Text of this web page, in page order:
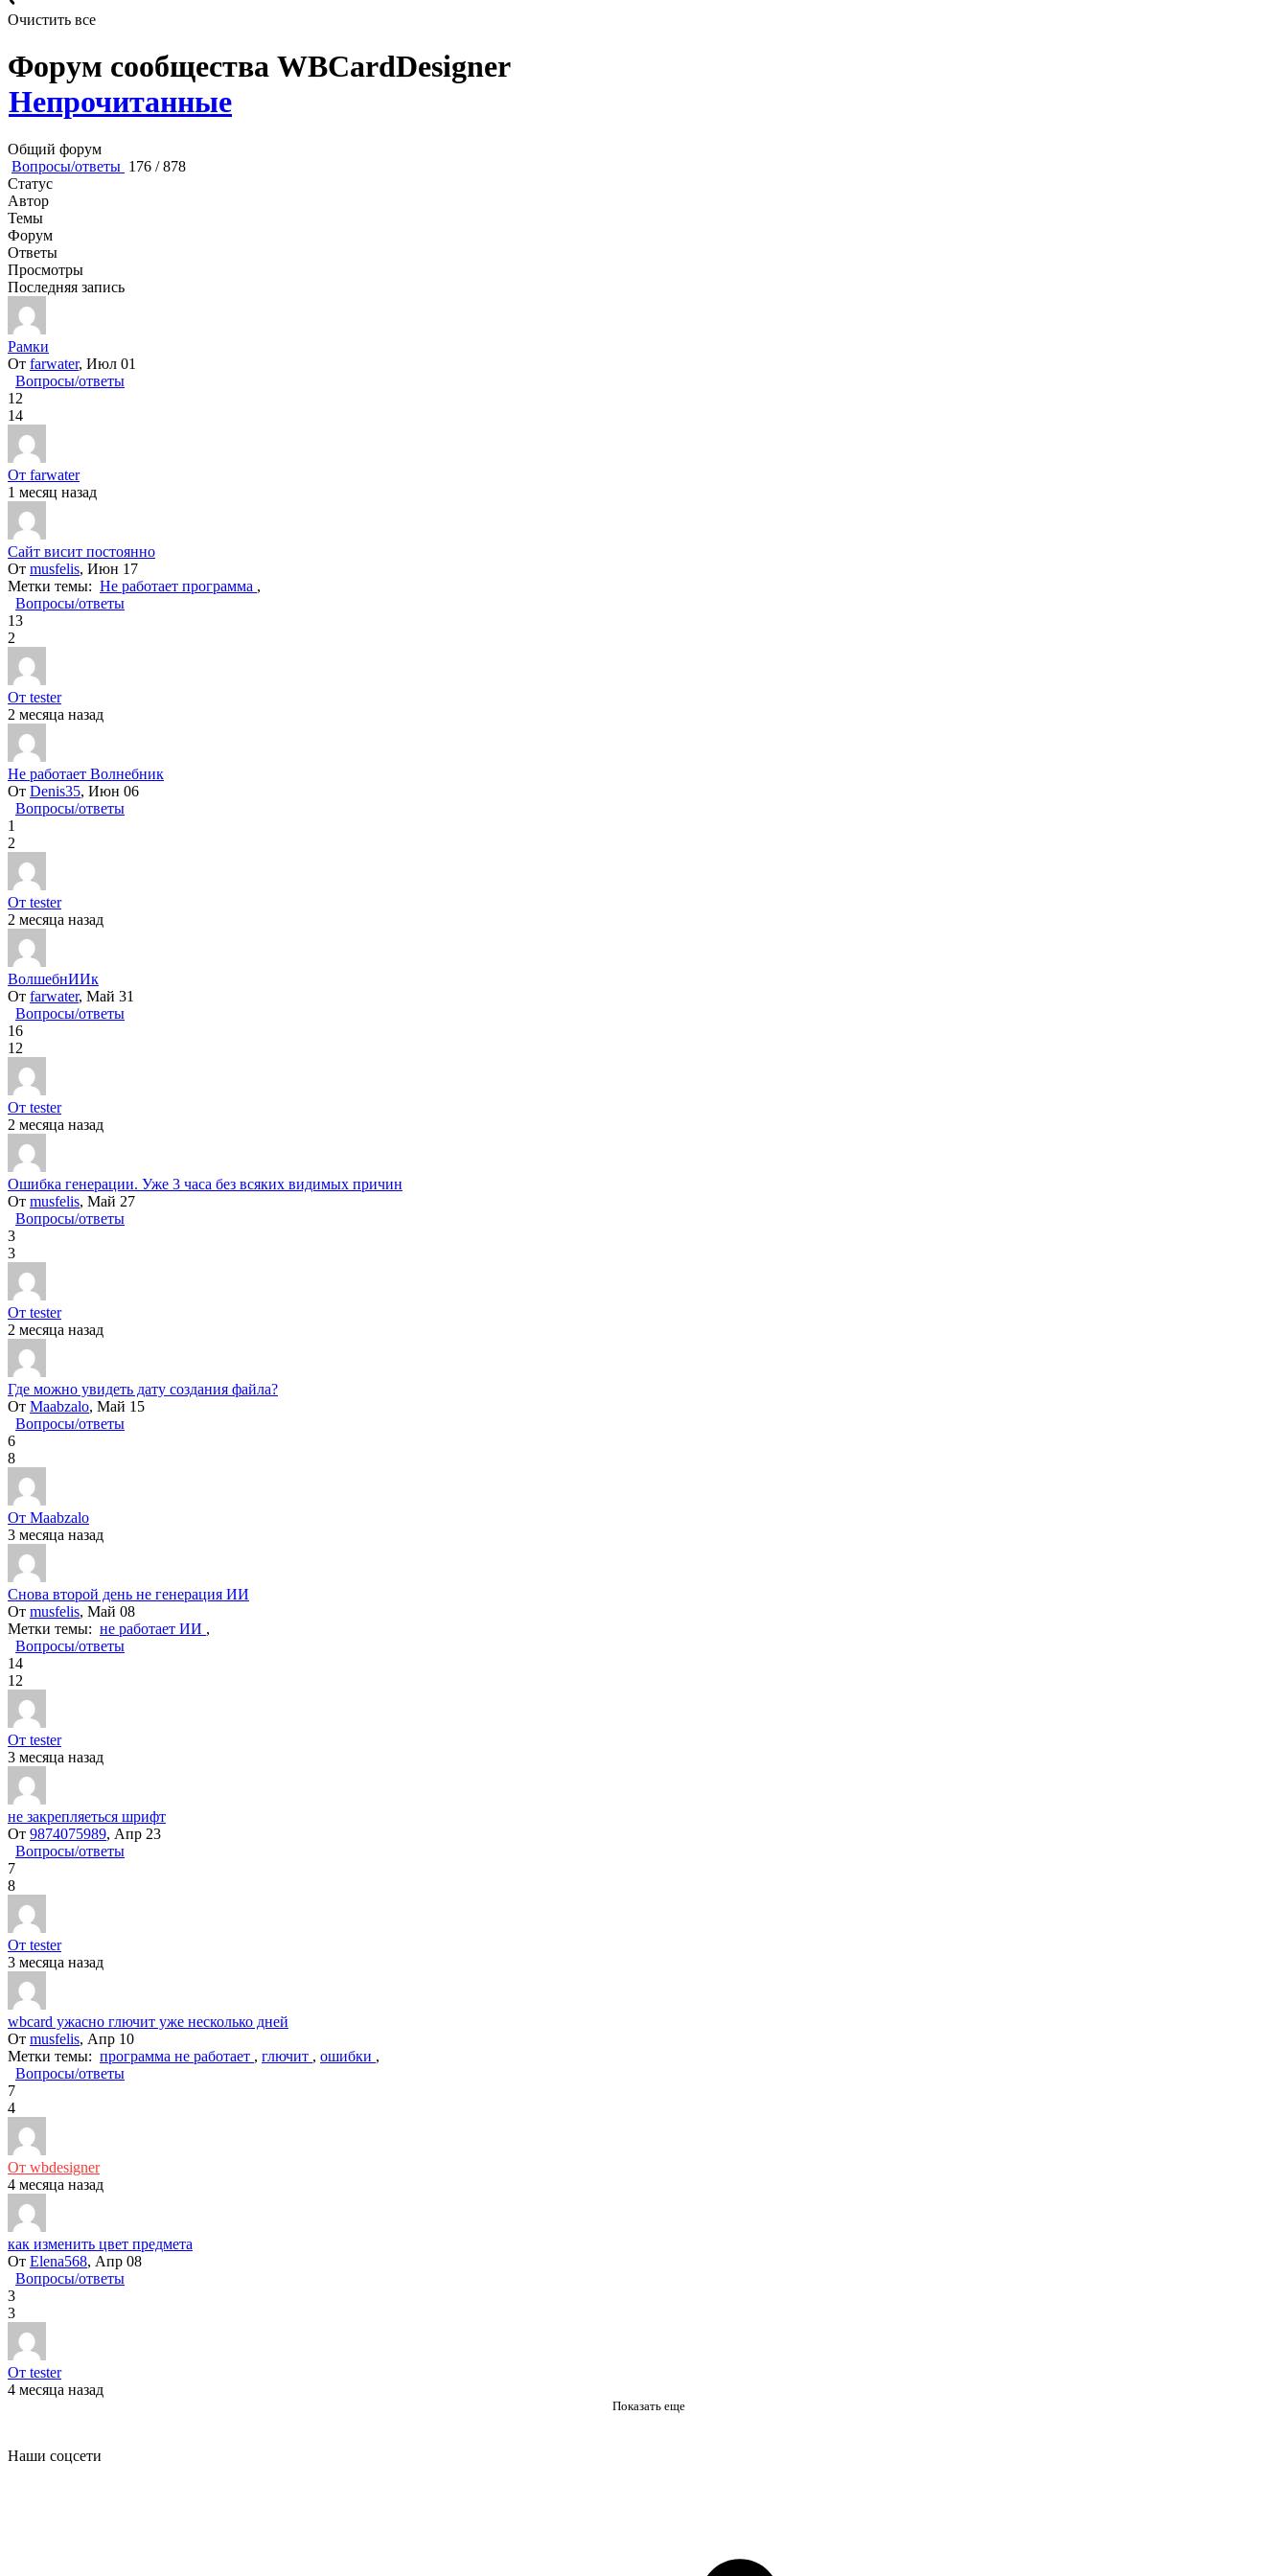
Очистить все
Форум сообщества WBCardDesigner
Непрочитанные
Общий форум
Вопросы/ответы 176 / 878
Статус
Автор
Темы
Форум
Ответы
Просмотры
Последняя запись
Рамки
От farwater, Июл 01
Вопросы/ответы
12
14
От farwater
1 месяц назад
Сайт висит постоянно
От musfelis, Июн 17
Метки темы: Не работает программа ,
Вопросы/ответы
13
2
От tester
2 месяца назад
Не работает Волнебник
От Denis35, Июн 06
Вопросы/ответы
1
2
От tester
2 месяца назад
ВолшебнИИк
От farwater, Май 31
Вопросы/ответы
16
12
От tester
2 месяца назад
Ошибка генерации. Уже 3 часа без всяких видимых причин
От musfelis, Май 27
Вопросы/ответы
3
3
От tester
2 месяца назад
Где можно увидеть дату создания файла?
От Maabzalo, Май 15
Вопросы/ответы
6
8
От Maabzalo
3 месяца назад
Снова второй день не генерация ИИ
От musfelis, Май 08
Метки темы: не работает ИИ ,
Вопросы/ответы
14
12
От tester
3 месяца назад
не закрепляеться шрифт
От 9874075989, Апр 23
Вопросы/ответы
7
8
От tester
3 месяца назад
wbcard ужасно глючит уже несколько дней
От musfelis, Апр 10
Метки темы: программа не работает , глючит , ошибки ,
Вопросы/ответы
7
4
От wbdesigner
4 месяца назад
как изменить цвет предмета
От Elena568, Апр 08
Вопросы/ответы
3
3
От tester
4 месяца назад
Показать еще
Наши соцсети